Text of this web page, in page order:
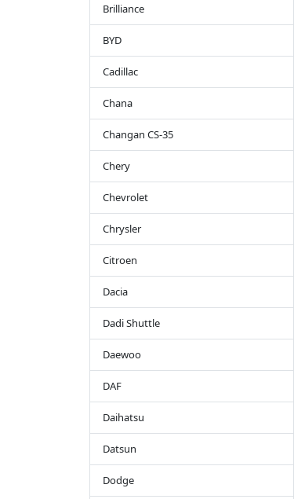
Brilliance
BYD
Cadillac
Chana
Changan CS-35
Chery
Chevrolet
Chrysler
Citroen
Dacia
Dadi Shuttle
Daewoo
DAF
Daihatsu
Datsun
Dodge